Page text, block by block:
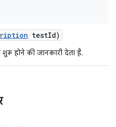
testId)
होने की जानकारी देता है.